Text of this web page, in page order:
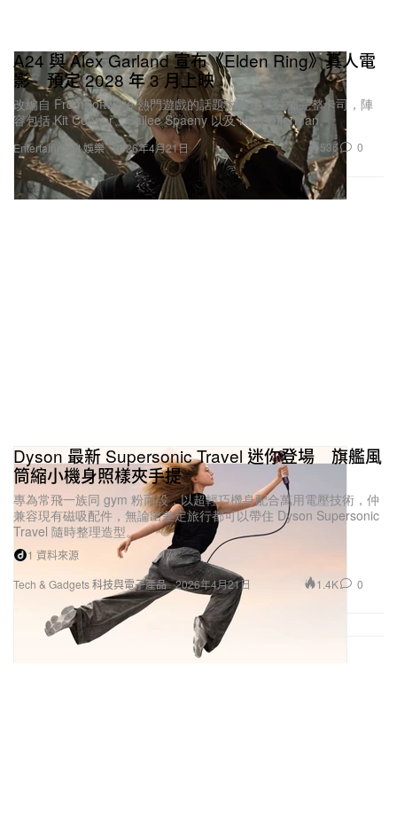
Entertainment 娛樂
A24 與 Alex Garland 宣布《Elden Ring》真人電
影 預定 2028 年 3 月上映
改編自 FromSoftware 熱門遊戲的話題大片正式公佈完整卡司，陣
容包括 Kit Connor、Cailee Spaeny 以及 Nick Offerman。
2026年4月21日 536 0
Tech & Gadgets 科技與電子產品
Dyson 最新 Supersonic Travel 迷你登場 旗艦風
筒縮小機身照樣夾手提
專為常飛一族同 gym 粉而設，以超輕巧機身配合萬用電壓技術，仲
兼容現有磁吸配件，無論出差定旅行都可以帶住 Dyson Supersonic
Travel 隨時整理造型。
1 資料來源
2026年4月21日
1.4K 0